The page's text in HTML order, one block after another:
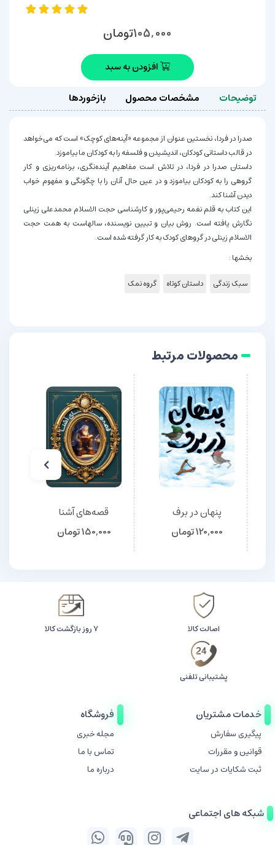
105,000تومان
افزودن به سبد
توضیحات مشخصات محصول بازخوردها
صدرا در فردا، نخستین عنوان از مجموعه «آینه‌های کوچک» است که می‌خواهد
در قالب داستانی کودکان، اندیشیدن و فلسفه را به کودکان ما بیاموزد.
داستان صدرا در فردا، در تلاش است مفاهیم آینده‌نگری، برنامه‌ریزی و کار
گروهی را به کودکان بیاموزد و در عین حال آنان را با چگونگی و مفهوم خواب
دیدن آشنا کند.
این کتاب به قلم نغمه رحیمی‌پور و کارشناسی حجت الاسلام محمدعلی زینلی
نگارش یافته است. روش بیان و تبیین نویسنده، سالهاست به همت حجت
الاسلام زینلی در گروهای کودک به کار گرفته شده است.
بخشها :
سبک زندگی
داستان کوتاه گروه نمک
محصولات مرتبط
پنهان در برف
120,000تومان
قصه‌های آشنا
150,000تومان
اصالت کالا ۷ روز بازگشت کالا
پشتیبانی تلفنی
خدمات مشتریان
پیگیری سفارش
قوانین و مقررات
ثبت شکایات در سایت
فروشگاه
مجله خبری
تماس با ما
درباره ما
شبکه های اجتماعی